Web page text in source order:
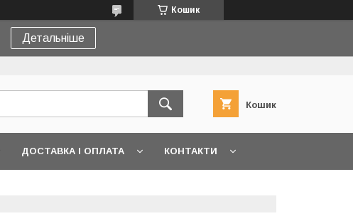
Кошик
Детальніше
Кошик
ДОСТАВКА І ОПЛАТА КОНТАКТИ